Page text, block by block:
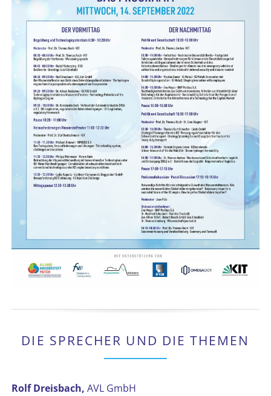
DIE SPRECHER UND DIE THEMEN
Rolf Dreisbach, AVL GmbH